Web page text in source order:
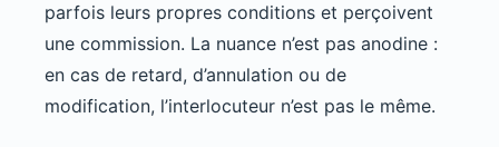
parfois leurs propres conditions et perçoivent
une commission. La nuance n’est pas anodine :
en cas de retard, d’annulation ou de
modification, l’interlocuteur n’est pas le même.